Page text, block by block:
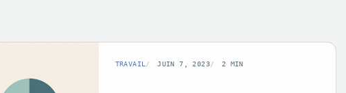
TRAVAIL JUIN 7, 2023 2 MIN